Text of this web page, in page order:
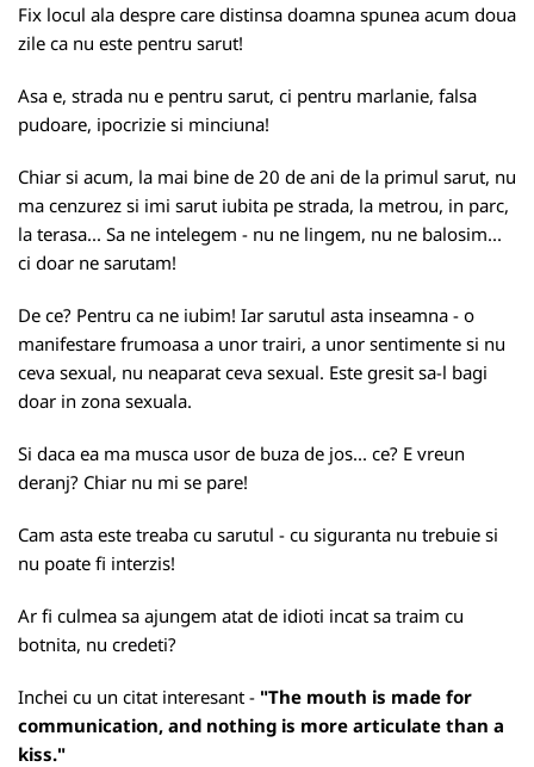
Fix locul ala despre care distinsa doamna spunea acum doua
zile ca nu este pentru sarut!
Asa e, strada nu e pentru sarut, ci pentru marlanie, falsa
pudoare, ipocrizie si minciuna!
Chiar si acum, la mai bine de 20 de ani de la primul sarut, nu
ma cenzurez si imi sarut iubita pe strada, la metrou, in parc,
la terasa... Sa ne intelegem - nu ne lingem, nu ne balosim...
ci doar ne sarutam!
De ce? Pentru ca ne iubim! Iar sarutul asta inseamna - o
manifestare frumoasa a unor trairi, a unor sentimente si nu
ceva sexual, nu neaparat ceva sexual. Este gresit sa-l bagi
doar in zona sexuala.
Si daca ea ma musca usor de buza de jos... ce? E vreun
deranj? Chiar nu mi se pare!
Cam asta este treaba cu sarutul - cu siguranta nu trebuie si
nu poate fi interzis!
Ar fi culmea sa ajungem atat de idioti incat sa traim cu
botnita, nu credeti?
Inchei cu un citat interesant - "The mouth is made for
communication, and nothing is more articulate than a
kiss."